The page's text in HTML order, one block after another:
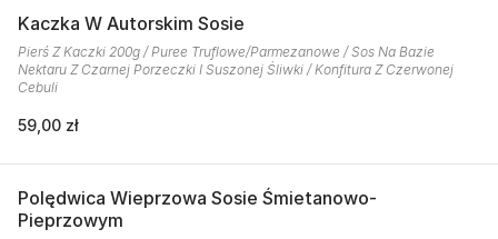
Kaczka W Autorskim Sosie
Pierś Z Kaczki 200g / Puree Truflowe/Parmezanowe / Sos Na Bazie
Nektaru Z Czarnej Porzeczki I Suszonej Śliwki / Konfitura Z Czerwonej
Cebuli
59,00 zł
Polędwica Wieprzowa Sosie Śmietanowo-
Pieprzowym